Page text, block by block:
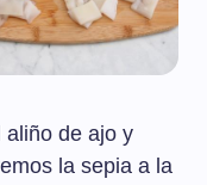
aliño de ajo y
la sepia a la